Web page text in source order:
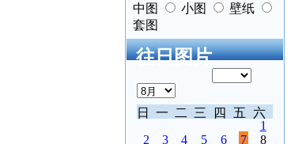
中图
小图
壁纸
套图
往日图片
日 一 二 三 四 五
六
1
2
3 4 5 6 7
8